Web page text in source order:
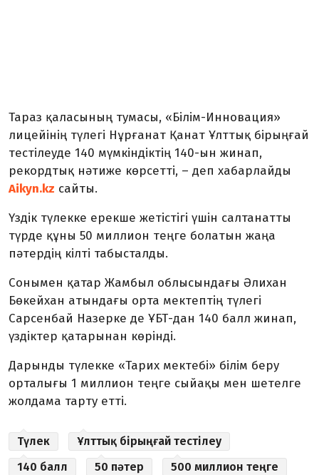
Тараз қаласының тумасы, «Білім-Инновация»
лицейінің түлегі Нұрғанат Қанат Ұлттық бірыңғай
тестілеуде 140 мүмкіндіктің 140-ын жинап,
рекордтық нәтиже көрсетті, – деп хабарлайды
Aikyn.kz сайты.
Үздік түлекке ерекше жетістігі үшін салтанатты
түрде құны 50 миллион теңге болатын жаңа
пәтердің кілті табысталды.
Сонымен қатар Жамбыл облысындағы Әлихан
Бөкейхан атындағы орта мектептің түлегі
Сарсенбай Назерке де ҰБТ-дан 140 балл жинап,
үздіктер қатарынан көрінді.
Дарынды түлекке «Тарих мектебі» білім беру
орталығы 1 миллион теңге сыйақы мен шетелге
жолдама тарту етті.
Түлек
Ұлттық бірыңғай тестілеу
140 балл
50 пәтер 500 миллион теңге